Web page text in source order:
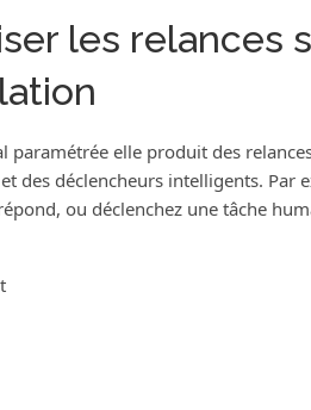
les relances
paramétrée elle produit des
des déclencheurs intelligents. Par
ou déclenchez une tâche